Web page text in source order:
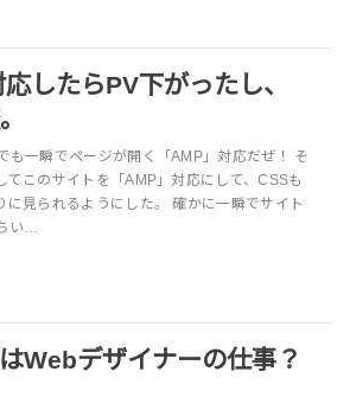
したらPV下がったし、
も一瞬でページが開く「AMP」対応だぜ！ そ
てこのサイトを「AMP」対応にして、CSSも
に見られるようにした。 確かに一瞬でサイト
い…
Webデザイナーの仕事？